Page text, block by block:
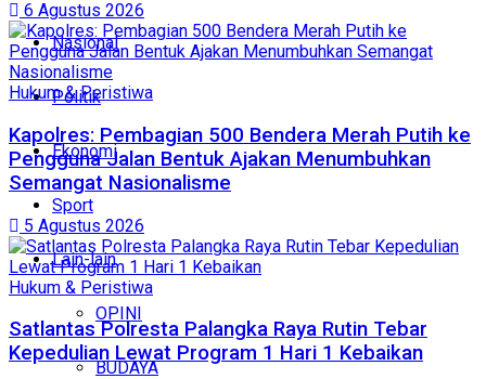
Nasional
Politik
Ekonomi
Sport
Lain-lain
OPINI
BUDAYA
6 Agustus 2026
Hukum & Peristiwa
Kapolres: Pembagian 500 Bendera Merah Putih ke
Pengguna Jalan Bentuk Ajakan Menumbuhkan
Semangat Nasionalisme
5 Agustus 2026
Hukum & Peristiwa
Satlantas Polresta Palangka Raya Rutin Tebar
Kepedulian Lewat Program 1 Hari 1 Kebaikan